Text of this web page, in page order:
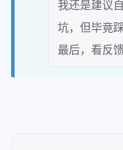
我还是建议
坑，但毕竟
最后，看反